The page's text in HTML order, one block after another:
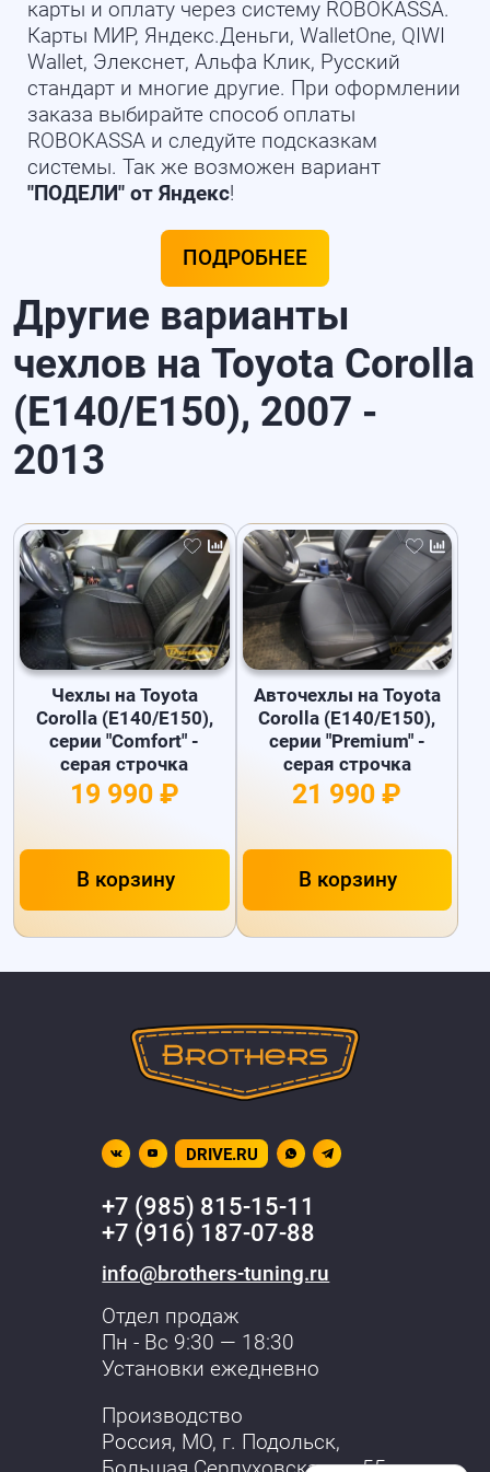
карты и оплату через систему ROBOKASSA.
Карты МИР, Яндекс.Деньги, WalletOne, QIWI
Wallet, Элекснет, Альфа Клик, Русский
стандарт и многие другие. При оформлении
заказа выбирайте способ оплаты
ROBOKASSA и следуйте подсказкам
системы. Так же возможен вариант
"ПОДЕЛИ" от Яндекс!
ПОДРОБНЕЕ
Другие варианты
чехлов на Toyota Corolla
(E140/E150), 2007 -
2013
Чехлы на Toyota
Corolla (E140/E150),
серии "Comfort" -
серая строчка
19 990 ₽
В корзину
Авточехлы на Toyota
Corolla (E140/E150),
серии "Premium" -
серая строчка
21 990 ₽
В корзину
DRIVE.RU
+7 (985) 815-15-11
+7 (916) 187-07-88
info@brothers-tuning.ru
Отдел продаж
Пн - Вс 9:30 — 18:30
Установки ежедневно
Производство
Россия, МО, г. Подольск,